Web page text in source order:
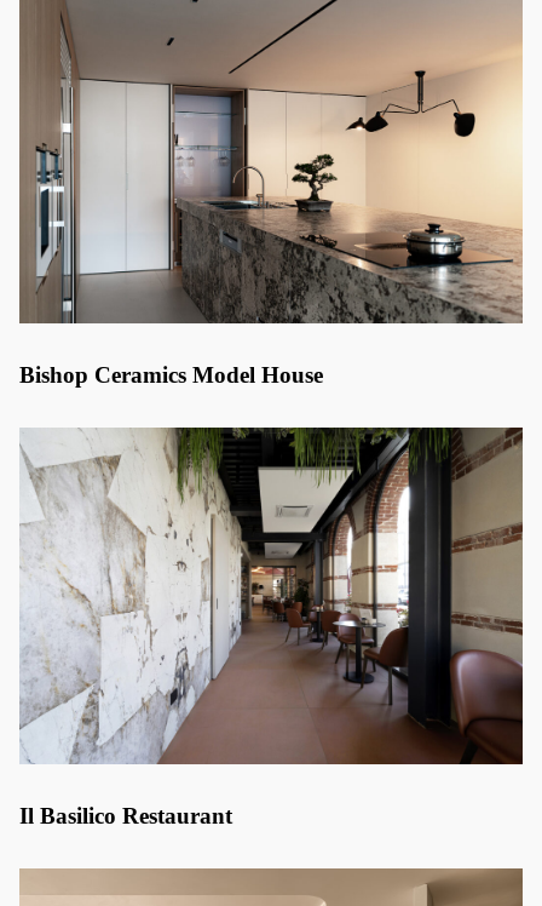
Bishop Ceramics Model House
Il Basilico Restaurant